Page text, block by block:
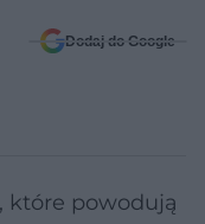
Dodaj do Google
które powodują